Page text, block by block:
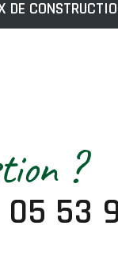
DE
?
53